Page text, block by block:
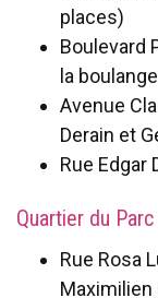
places)
Boulevard
la
Avenue
Derain et
Rue Edgar
Quartier du Parc
Rue Rosa
Maximilien